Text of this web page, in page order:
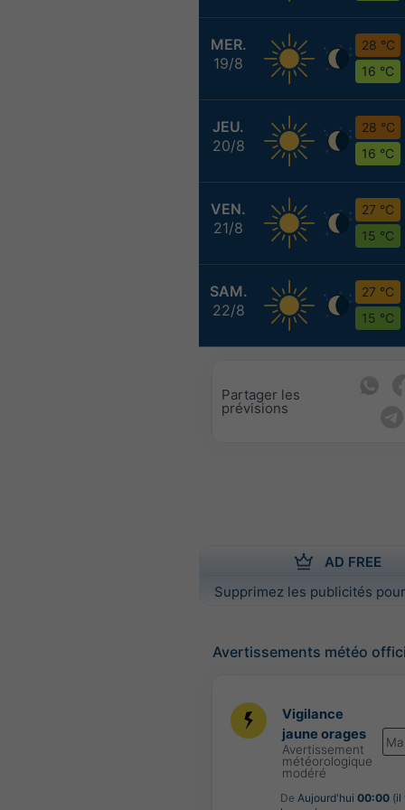
MER.
19/8
28 °C
16 °C
JEU.
20/8
28 °C
16 °C
VEN.
21/8
27 °C
15 °C
SAM.
22/8
27 °C
15 °C
Partager les
prévisions
AD FREE
Supprimez les publicités
Avertissements météo
Vigilance
jaune orages
Avertissement
météorologique
modéré
De Aujourd'hui 00:00 (il